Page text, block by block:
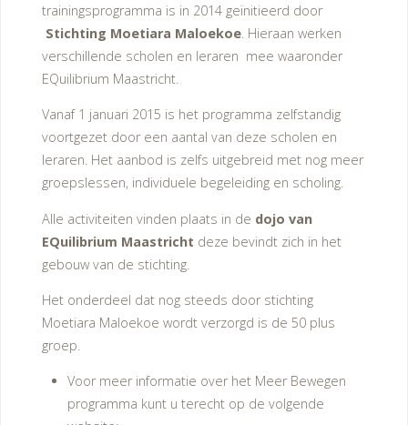
trainingsprogramma is in 2014 geïnitieerd door
Stichting Moetiara Maloekoe. Hieraan werken
verschillende scholen en leraren mee waaronder
EQuilibrium Maastricht.
Vanaf 1 januari 2015 is het programma zelfstandig
voortgezet door een aantal van deze scholen en
leraren. Het aanbod is zelfs uitgebreid met nog meer
groepslessen, individuele begeleiding en scholing.
Alle activiteiten vinden plaats in de dojo van
EQuilibrium Maastricht deze bevindt zich in het
gebouw van de stichting.
Het onderdeel dat nog steeds door stichting
Moetiara Maloekoe wordt verzorgd is de 50 plus
groep.
Voor meer informatie over het Meer Bewegen
programma kunt u terecht op de volgende